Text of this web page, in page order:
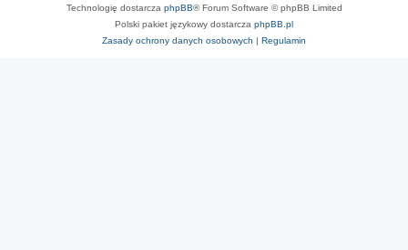
Technologię dostarcza phpBB® Forum Software © phpBB Limited
Polski pakiet językowy dostarcza phpBB.pl
Zasady ochrony danych osobowych | Regulamin